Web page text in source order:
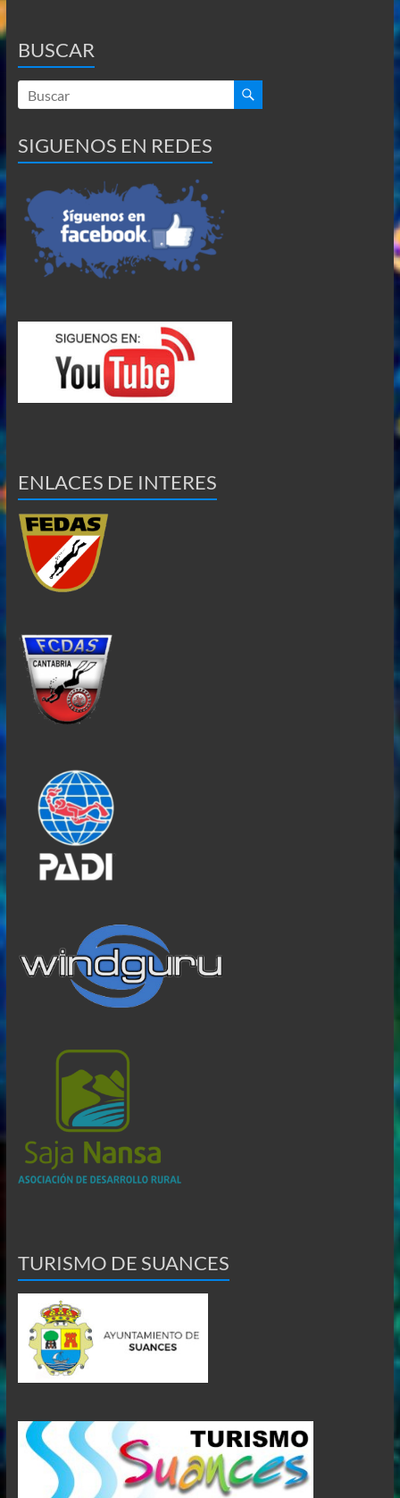
BUSCAR
SIGUENOS EN REDES
ENLACES DE INTERES
TURISMO DE SUANCES